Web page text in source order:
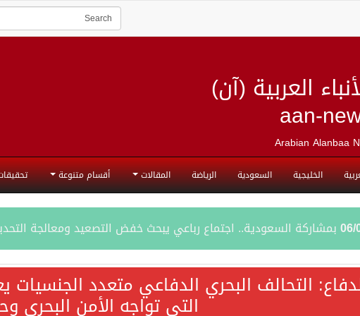
العربية (آن)
aan-
Arabian Alanbaa
الخليجية السعودية الرياضة المقالات أقسام متنوعة
بمشاركة السعودية.. اجتماع رباعي يبحث خفض التصعيد ومعالجة
وزير الخارجية السعودي: جميع إجراءات إسرائيل الأحادية في أراضي
التحالف البحري الدفاعي متعدد
التي تواجه الأمن البحري